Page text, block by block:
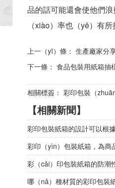
品的話可能還會使他們
（xiào）率也（yě）有所
上一（yī）條： 生產廠家分
下一條： 食品包裝用紙箱抽
相關標簽： 彩印包裝（
【相關新聞】
彩印包裝紙箱的設計可以根
彩印（yìn）包裝紙箱，為商
彩（cǎi）印包裝紙箱的防潮
哪（nǎ）種材質的彩印包裝